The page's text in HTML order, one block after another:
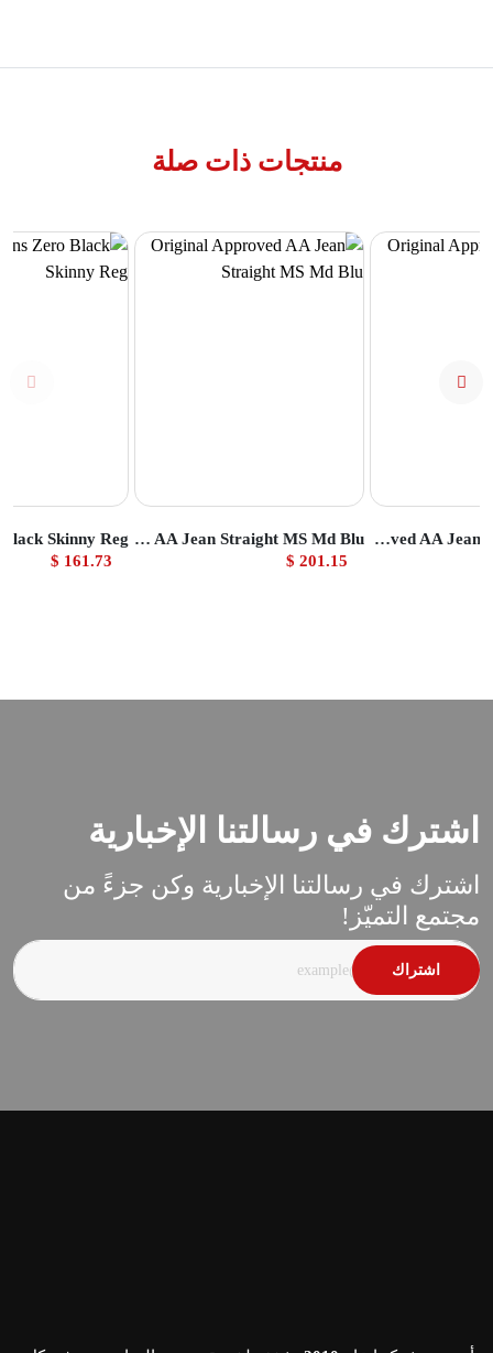
منتجات ذات صلة
Original Approved AA Jean Straight MS Ind عرض المنتج
Original Approved AA Jean Straight MS Md Blu
201.15 $
عرض المنتج
161.73 $
اشترك في رسالتنا الإخبارية
اشترك في رسالتنا الإخبارية وكن جزءً من
مجتمع التميّز!
اشتراك